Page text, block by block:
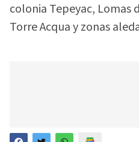
colonia Tepeyac, Lomas
Torre Acqua y zonas